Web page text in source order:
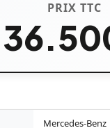
PRIX TTC
Mercedes-Benz